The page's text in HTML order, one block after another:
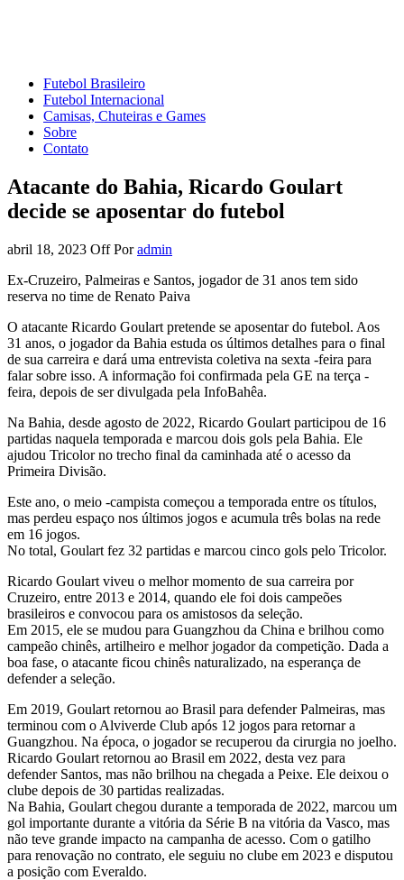
Futebol Brasileiro
Futebol Internacional
Camisas, Chuteiras e Games
Sobre
Contato
Atacante do Bahia, Ricardo Goulart
decide se aposentar do futebol
abril 18, 2023 OffPor admin
Ex-Cruzeiro, Palmeiras e Santos, jogador de 31 anos tem sido
reserva no time de Renato Paiva
O atacante Ricardo Goulart pretende se aposentar do futebol. Aos
31 anos, o jogador da Bahia estuda os últimos detalhes para o final
de sua carreira e dará uma entrevista coletiva na sexta -feira para
falar sobre isso. A informação foi confirmada pela GE na terça -
feira, depois de ser divulgada pela InfoBahêa.
Na Bahia, desde agosto de 2022, Ricardo Goulart participou de 16
partidas naquela temporada e marcou dois gols pela Bahia. Ele
ajudou Tricolor no trecho final da caminhada até o acesso da
Primeira Divisão.
Este ano, o meio -campista começou a temporada entre os títulos,
mas perdeu espaço nos últimos jogos e acumula três bolas na rede
em 16 jogos.
No total, Goulart fez 32 partidas e marcou cinco gols pelo Tricolor.
Ricardo Goulart viveu o melhor momento de sua carreira por
Cruzeiro, entre 2013 e 2014, quando ele foi dois campeões
brasileiros e convocou para os amistosos da seleção.
Em 2015, ele se mudou para Guangzhou da China e brilhou como
campeão chinês, artilheiro e melhor jogador da competição. Dada a
boa fase, o atacante ficou chinês naturalizado, na esperança de
defender a seleção.
Em 2019, Goulart retornou ao Brasil para defender Palmeiras, mas
terminou com o Alviverde Club após 12 jogos para retornar a
Guangzhou. Na época, o jogador se recuperou da cirurgia no joelho.
Ricardo Goulart retornou ao Brasil em 2022, desta vez para
defender Santos, mas não brilhou na chegada a Peixe. Ele deixou o
clube depois de 30 partidas realizadas.
Na Bahia, Goulart chegou durante a temporada de 2022, marcou um
gol importante durante a vitória da Série B na vitória da Vasco, mas
não teve grande impacto na campanha de acesso. Com o gatilho
para renovação no contrato, ele seguiu no clube em 2023 e disputou
a posição com Everaldo.